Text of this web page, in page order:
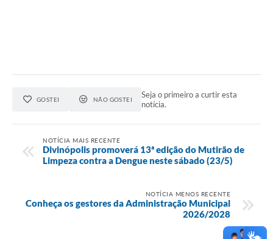
GOSTEI NÃO GOSTEI
Seja o primeiro a curtir esta
notícia.
NOTÍCIA MAIS RECENTE
Divinópolis promoverá 13ª edição do Mutirão de
Limpeza contra a Dengue neste sábado (23/5)
NOTÍCIA MENOS RECENTE
Conheça os gestores da Administração Municipal
2026/2028